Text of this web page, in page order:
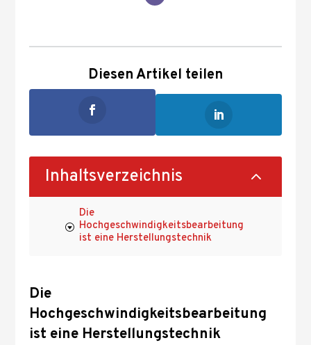
Diesen Artikel teilen
Inhaltsverzeichnis 2
Die
Hochgeschwindigkeitsbearbeitung
ist eine Herstellungstechnik
Die
Hochgeschwindigkeitsbearbeitung
ist eine Herstellungstechnik